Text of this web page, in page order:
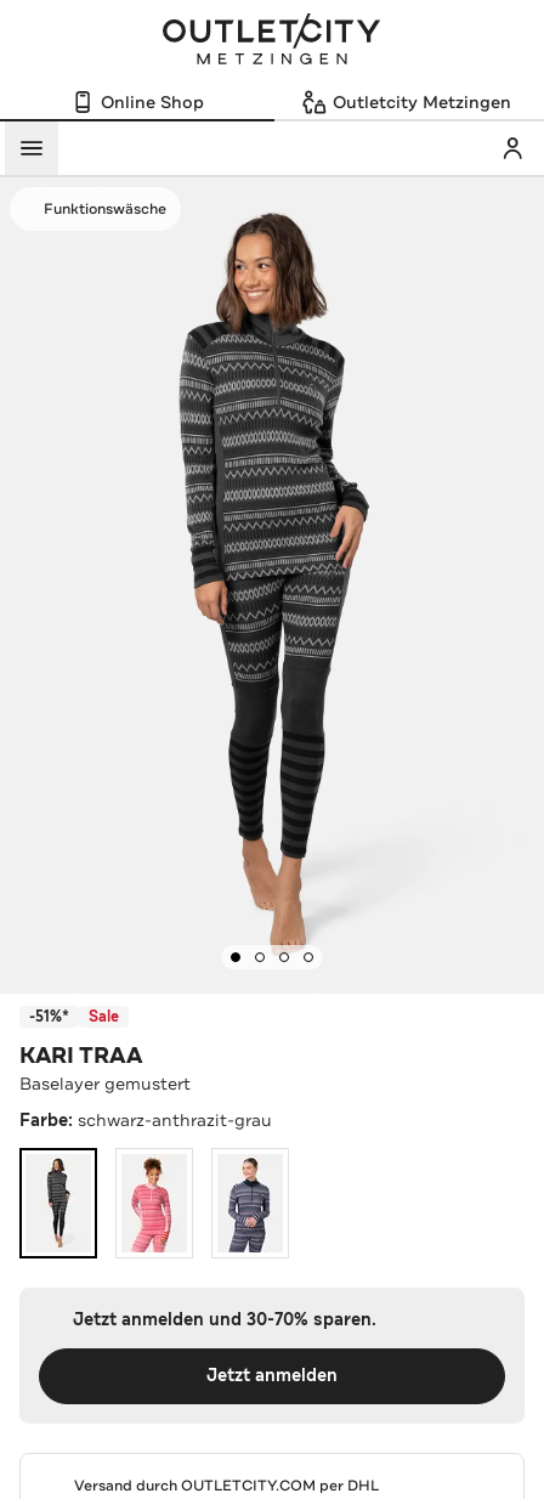
Online Shop Outletcity Metzingen
Menü
Funktionswäsche
-51%* Sale
KARI TRAA
Baselayer gemustert
Farbe: schwarz-anthrazit-grau
Jetzt anmelden und 30-70% sparen.
Jetzt anmelden
Versand durchOUTLETCITY.COM per DHL